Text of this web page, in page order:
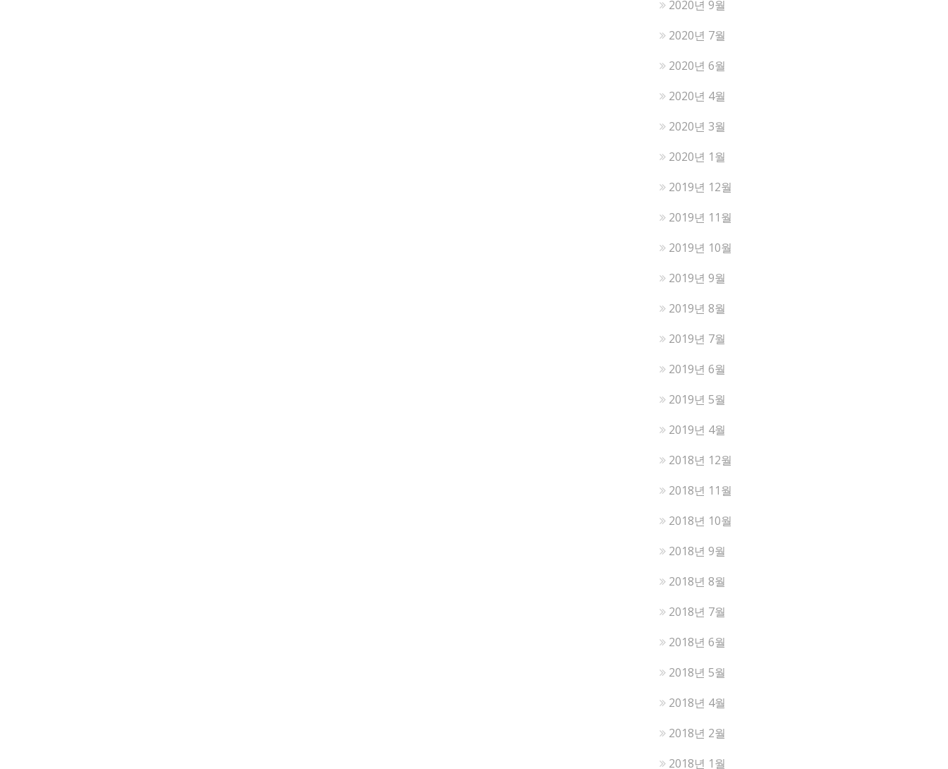
2020년 9월
2020년 7월
2020년 6월
2020년 4월
2020년 3월
2020년 1월
2019년 12월
2019년 11월
2019년 10월
2019년 9월
2019년 8월
2019년 7월
2019년 6월
2019년 5월
2019년 4월
2018년 12월
2018년 11월
2018년 10월
2018년 9월
2018년 8월
2018년 7월
2018년 6월
2018년 5월
2018년 4월
2018년 2월
2018년 1월